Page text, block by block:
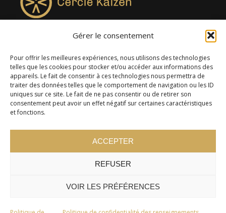
Gérer le consentement
Pour offrir les meilleures expériences, nous utilisons des technologies
telles que les cookies pour stocker et/ou accéder aux informations des
appareils. Le fait de consentir à ces technologies nous permettra de
traiter des données telles que le comportement de navigation ou les ID
uniques sur ce site. Le fait de ne pas consentir ou de retirer son
consentement peut avoir un effet négatif sur certaines caractéristiques
et fonctions.
ACCEPTER
REFUSER
VOIR LES PRÉFÉRENCES
4957, rue Lionel-Groulx, bureau 819, Saint-Augustin-de-
Desmaures QC G3A 0M7
© 2024 Cercle Kaizen. Tous droits réservés -